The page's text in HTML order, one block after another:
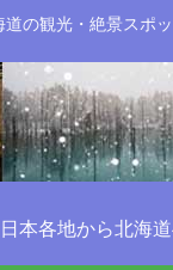
道の観光・絶景スポ
日本各地から北海